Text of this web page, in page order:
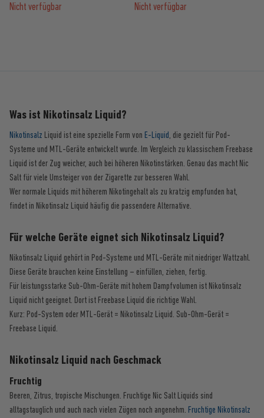
Nicht verfügbar Nicht verfügbar
Was ist Nikotinsalz Liquid?
Nikotinsalz Liquid ist eine spezielle Form von E-Liquid , die gezielt für Pod-
Systeme und MTL-Geräte entwickelt wurde. Im Vergleich zu klassischem Freebase
Liquid ist der Zug weicher, auch bei höheren Nikotinstärken. Genau das macht Nic
Salt für viele Umsteiger von der Zigarette zur besseren Wahl.
Wer normale Liquids mit höherem Nikotingehalt als zu kratzig empfunden hat,
findet in Nikotinsalz Liquid häufig die passendere Alternative.
Für welche Geräte eignet sich Nikotinsalz Liquid?
Nikotinsalz Liquid gehört in Pod-Systeme und MTL-Geräte mit niedriger Wattzahl.
Diese Geräte brauchen keine Einstellung – einfüllen, ziehen, fertig.
Für leistungsstarke Sub-Ohm-Geräte mit hohem Dampfvolumen ist Nikotinsalz
Liquid nicht geeignet. Dort ist Freebase Liquid die richtige Wahl.
Kurz: Pod-System oder MTL-Gerät = Nikotinsalz Liquid. Sub-Ohm-Gerät =
Freebase Liquid.
Nikotinsalz Liquid nach Geschmack
Fruchtig
Beeren, Zitrus, tropische Mischungen. Fruchtige Nic Salt Liquids sind
alltagstauglich und auch nach vielen Zügen noch angenehm. Fruchtige Nikotinsalz